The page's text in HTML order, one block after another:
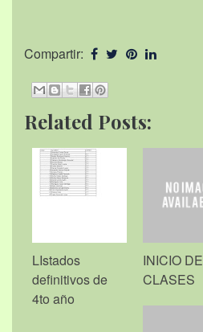
Compartir:
Related Posts:
LIstados
definitivos de
4to año
INICIO DE
CLASES